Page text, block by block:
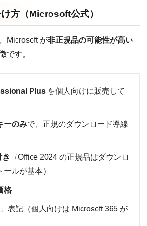
方（Microsoft公式）
Microsoft が非正規品の可能性が高い
です。
Plus を個人向けに販売して
ーのみで、正規のダウンロード導線
き
（Office 2024 の正規品はダウンロ
ルが基本）
格
」表記（個人向けは Microsoft 365 が